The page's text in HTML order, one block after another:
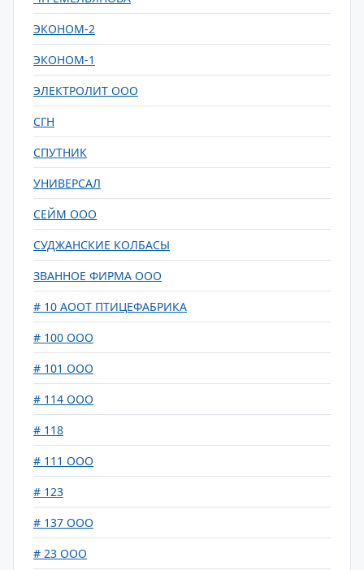
ЭКОНОМ-2
ЭКОНОМ-1
ЭЛЕКТРОЛИТ ООО
СГН
СПУТНИК
УНИВЕРСАЛ
СЕЙМ ООО
СУДЖАНСКИЕ КОЛБАСЫ
ЗВАННОЕ ФИРМА ООО
# 10 АООТ ПТИЦЕФАБРИКА
# 100 ООО
# 101 ООО
# 114 ООО
# 118
# 111 ООО
# 123
# 137 ООО
# 23 ООО